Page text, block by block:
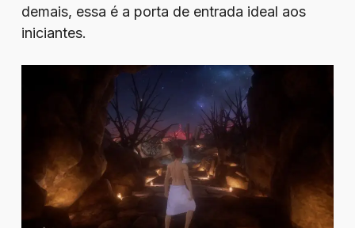
demais, essa é a porta de entrada ideal aos
iniciantes.